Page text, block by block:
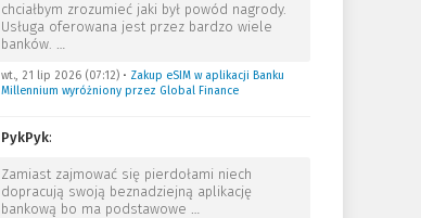
chciałbym zrozumieć jaki był powód nagrody.
Usługa oferowana jest przez bardzo wiele
banków. …
wt., 21 lip 2026 (07:12)• Zakup eSIM w aplikacji Banku
Millennium wyróżniony przez Global Finance
PykPyk:
Zamiast zajmować się pierdołami niech
dopracują swoją beznadziejną aplikację
bankową bo ma podstawowe …